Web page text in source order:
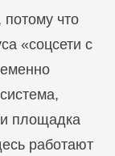
что
«соцсети с
и площадка
работают